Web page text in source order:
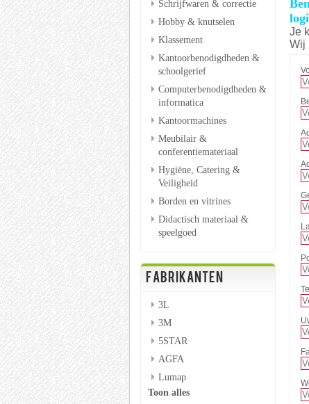
Schrijfwaren & correctie
Hobby & knutselen
Klassement
Kantoorbenodigdheden &
schoolgerief
Computerbenodigdheden &
informatica
Kantoormachines
Meubilair &
conferentiemateriaal
Hygiëne, Catering &
Veiligheid
Borden en vitrines
Didactisch materiaal &
speelgoed
FABRIKANTEN
3L
3M
5STAR
AGFA
Lumap
Toon alles
Je
Wij